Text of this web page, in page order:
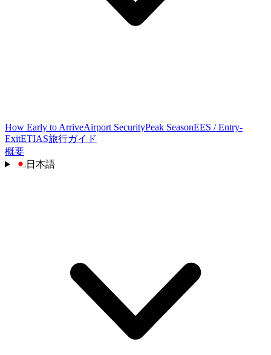
How Early to ArriveAirport SecurityPeak SeasonEES / Entry-
ExitETIAS旅行ガイド
概要
日本語